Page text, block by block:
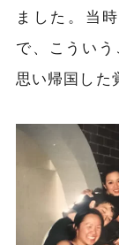
ました。当
で、こうい
思い帰国した